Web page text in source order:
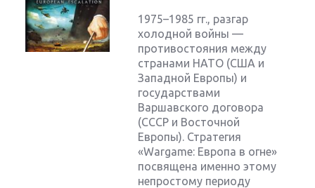
1975–1985 гг., разгар
холодной войны —
противостояния между
странами НАТО (США и
Западной Европы) и
государствами
Варшавского договора
(СССР и Восточной
Европы). Стратегия
«Wargame: Европа в огне»
посвящена именно этому
непростому периоду